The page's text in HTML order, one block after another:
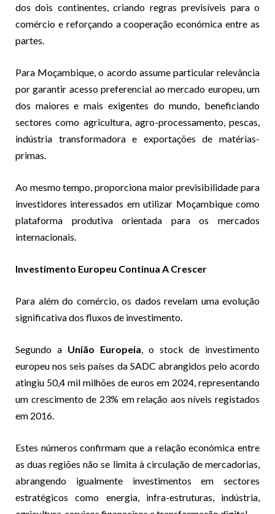
dos dois continentes, criando regras previsíveis para o
comércio e reforçando a cooperação económica entre as
partes.
Para Moçambique, o acordo assume particular relevância
por garantir acesso preferencial ao mercado europeu, um
dos maiores e mais exigentes do mundo, beneficiando
sectores como agricultura, agro-processamento, pescas,
indústria transformadora e exportações de matérias-
primas.
Ao mesmo tempo, proporciona maior previsibilidade para
investidores interessados em utilizar Moçambique como
plataforma produtiva orientada para os mercados
internacionais.
Investimento Europeu Continua A Crescer
Para além do comércio, os dados revelam uma evolução
significativa dos fluxos de investimento.
Segundo a União Europeia, o stock de investimento
europeu nos seis países da SADC abrangidos pelo acordo
atingiu 50,4 mil milhões de euros em 2024, representando
um crescimento de 23% em relação aos níveis registados
em 2016.
Estes números confirmam que a relação económica entre
as duas regiões não se limita à circulação de mercadorias,
abrangendo igualmente investimentos em sectores
estratégicos como energia, infra-estruturas, indústria,